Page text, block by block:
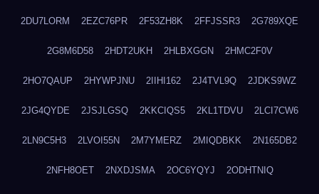
2DU7LORM 2EZC76PR 2F53ZH8K 2FFJSSR3 2G789XQE
2G8M6D58 2HDT2UKH 2HLBXGGN 2HMC2F0V
2HO7QAUP 2HYWPJNU 2IIHI162 2J4TVL9Q 2JDKS9WZ
2JG4QYDE 2JSJLGSQ 2KKCIQS5 2KL1TDVU 2LCI7CW6
2LN9C5H3 2LVOI55N 2M7YMERZ 2MIQDBKK 2N165DB2
2NFH8OET 2NXDJSMA 2OC6YQYJ 2ODHTNIQ